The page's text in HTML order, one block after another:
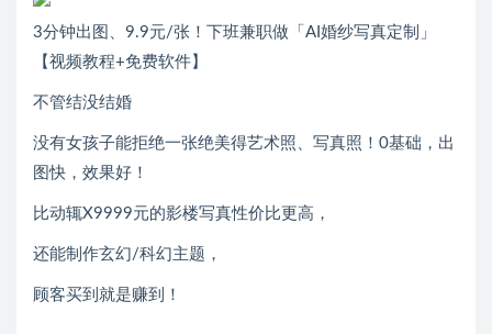
3分钟出图、9.9元/张！下班兼职做「AI婚纱写真定制」
【视频教程+免费软件】
不管结没结婚
没有女孩子能拒绝一张绝美得艺术照、写真照！0基础，出
图快，效果好！
比动辄X9999元的影楼写真性价比更高，
还能制作玄幻/科幻主题，
顾客买到就是赚到！